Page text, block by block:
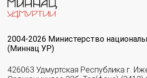
2004-2026 Министерство
(Миннац УР)
426063 Удмуртская Республика г.